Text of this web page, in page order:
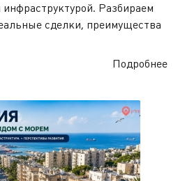
Разбираем
сделки, преимущества
Подробнее